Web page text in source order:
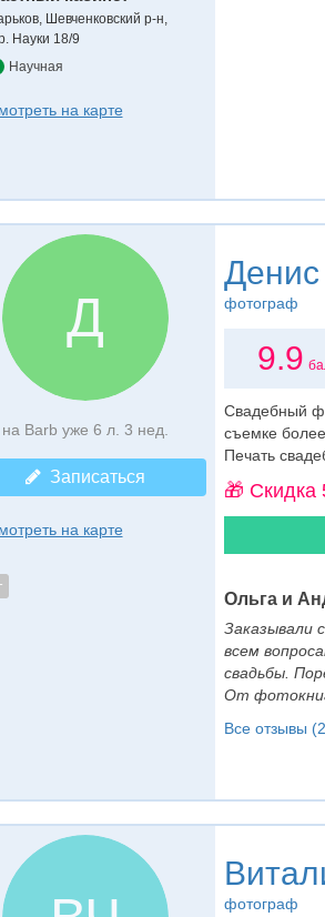
Шевченковский р-н,
Науки 18/9
Научная
на карте
Д
на Barb уже 6 л. 3 нед.
Записаться
на карте
фотограф
9.9
Свадебный
cъемке
Печать
🎁 Cкидка
Ольга и
Заказывали
всем
свадьбы.
От
Все отзывы
фотограф